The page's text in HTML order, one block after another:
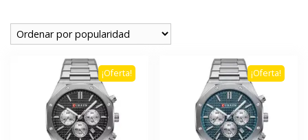
popularidad
¡Oferta! ¡Oferta!